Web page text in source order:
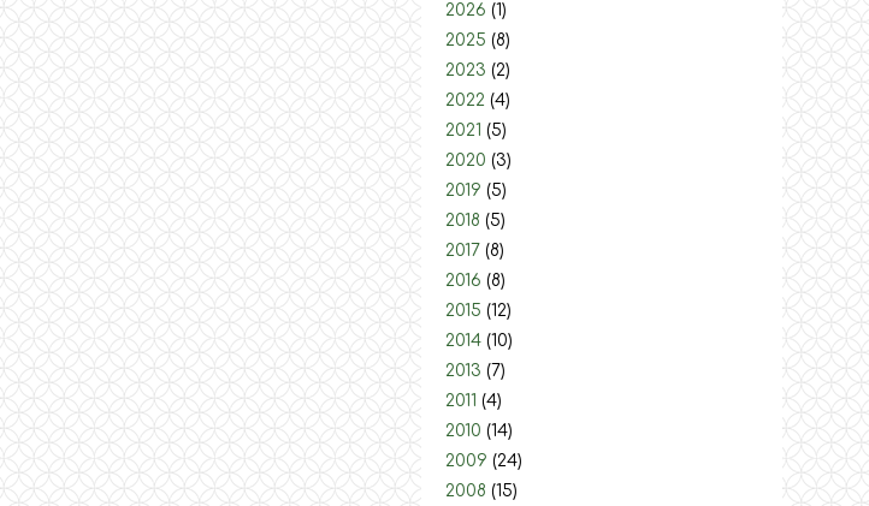
2026 (1)
2025 (8)
2023 (2)
2022 (4)
2021 (5)
2020 (3)
2019 (5)
2018 (5)
2017 (8)
2016 (8)
2015 (12)
2014 (10)
2013 (7)
2011 (4)
2010 (14)
2009 (24)
2008 (15)